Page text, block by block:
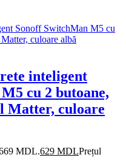
inteligent
cu 2 butoane,
Matter, culoare
MDL.629 MDLPrețul